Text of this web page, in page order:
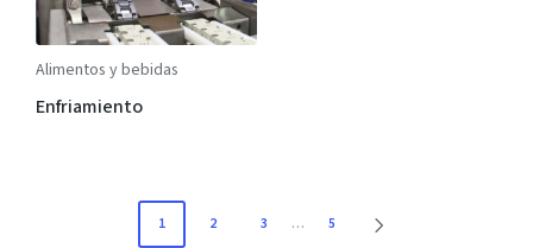
Alimentos y bebidas
Enfriamiento
1 2 3 … 5